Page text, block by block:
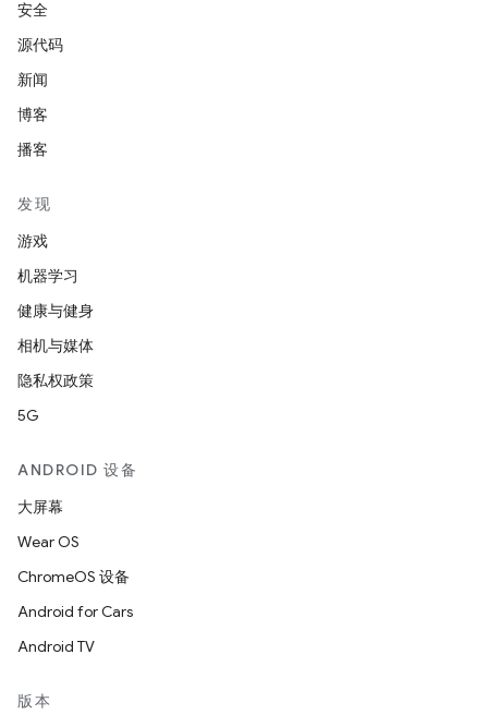
安全
源代码
新闻
博客
播客
发现
游戏
机器学习
健康与健身
相机与媒体
隐私权政策
5G
ANDROID 设备
大屏幕
Wear OS
ChromeOS 设备
Android for Cars
Android TV
版本